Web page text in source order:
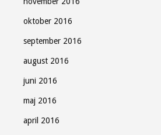
oktober 2016
september 2016
august 2016
juni 2016
maj 2016
april 2016